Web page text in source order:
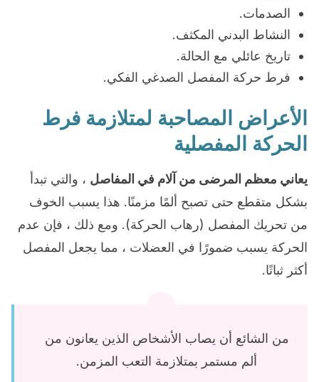
الصدمات.
النشاط البدني المكثف.
تاريخ عائلي مع الحالة.
فرط حركة المفصل الصدغي الفكي.
الأعراض المصاحبة لمتلازمة فرط
الحركة المفصلية
يعاني معظم المرضى من آلام في المفاصل ، والتي تبدأ
بشكل متقطع حتى تصبح ألمًا مزمنًا. هذا يسبب الخوف
من تحريك المفصل (رهاب الحركة). ومع ذلك ، فإن عدم
الحركة يسبب ضمورًا في العضلات ، مما يجعل المفصل
أكثر ثباتًا.
من الشائع أن يصاب الأشخاص الذين يعانون من
ألم مستمر بمتلازمة التعب المزمن.